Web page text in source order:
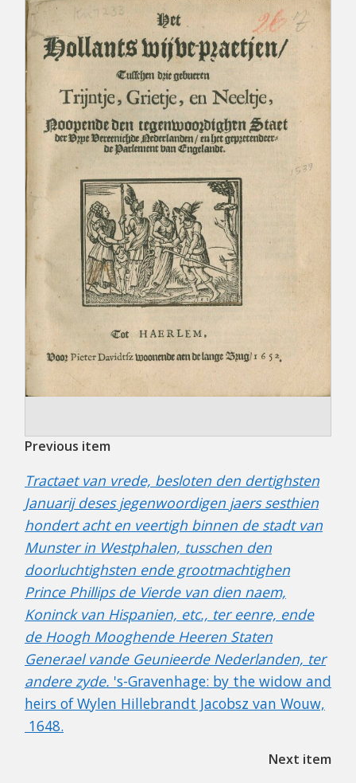
Previous item
Tractaet van vrede, besloten den dertighsten
Januarij deses jegenwoordigen jaers sesthien
hondert acht en veertigh binnen de stadt van
Munster in Westphalen, tusschen den
doorluchtighsten ende grootmachtighen
Prince Phillips de Vierde van dien naem,
Koninck van Hispanien, etc., ter eenre, ende
de Hoogh Mooghende Heeren Staten
Generael vande Geunieerde Nederlanden, ter
andere zyde. 's-Gravenhage: by the widow and
heirs of Wylen Hillebrandt Jacobsz van Wouw,
1648.
Next item